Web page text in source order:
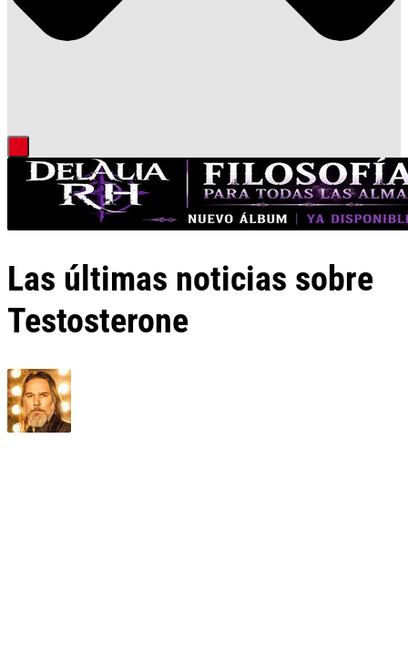
Las últimas noticias sobre
Testosterone